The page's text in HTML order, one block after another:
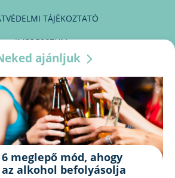
TÁJÉKOZTATÓ
IMPRESSZUM
MÉDIAAJÁNLAT
PARTNEREINK
KAPCSOLAT
Süti beállítások
ajánljuk
6 meglepő mód, ahogy
az alkohol befolyásolja